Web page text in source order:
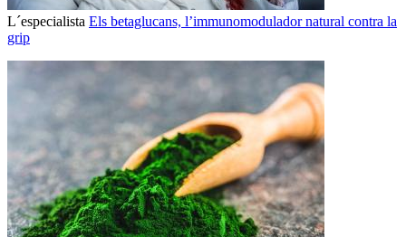
L´especialista Els betaglucans, l’immunomodulador natural contra la
grip